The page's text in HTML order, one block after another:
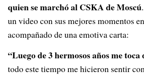
quien se marchó al CSKA de Moscú
un video con sus mejores momentos
acompañado de una emotiva carta:
“Luego de 3 hermosos años me
todo este tiempo me hicieron sentir